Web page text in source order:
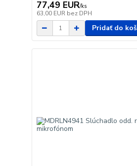
77,49 EUR/ks
63,00 EUR bez DPH
Pridať do